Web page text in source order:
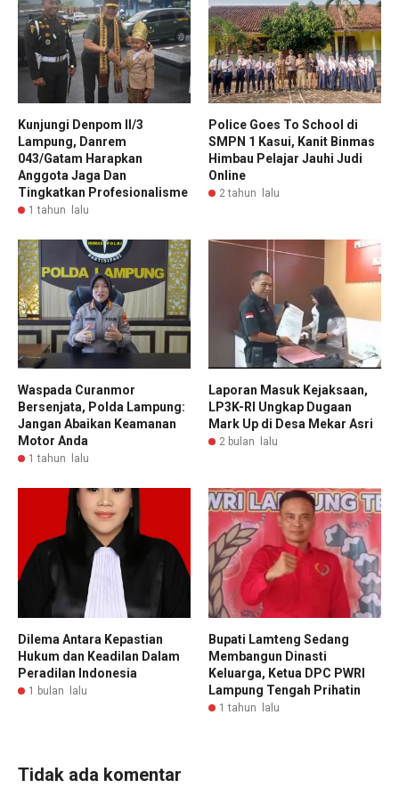
Kunjungi Denpom II/3
Lampung, Danrem
043/Gatam Harapkan
Anggota Jaga Dan
Tingkatkan Profesionalisme
1 tahun lalu
Police Goes To School di
SMPN 1 Kasui, Kanit Binmas
Himbau Pelajar Jauhi Judi
Online
2 tahun lalu
Waspada Curanmor
Bersenjata, Polda Lampung:
Jangan Abaikan Keamanan
Motor Anda
1 tahun lalu
Laporan Masuk Kejaksaan,
LP3K-RI Ungkap Dugaan
Mark Up di Desa Mekar Asri
2 bulan lalu
Dilema Antara Kepastian
Hukum dan Keadilan Dalam
Peradilan Indonesia
1 bulan lalu
Bupati Lamteng Sedang
Membangun Dinasti
Keluarga, Ketua DPC PWRI
Lampung Tengah Prihatin
1 tahun lalu
Tidak ada komentar